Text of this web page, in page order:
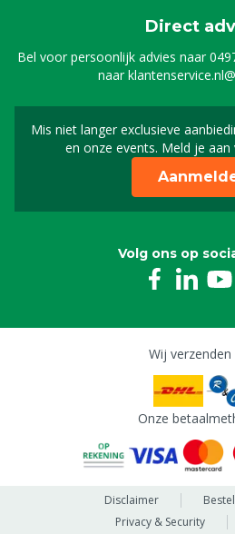
Direct
Bel voor persoonlijk advies naar
naar
Mis niet langer exclusieve
en onze events. Meld je
Volg ons op
Wij
Onze
Disclaimer
Privacy & Security